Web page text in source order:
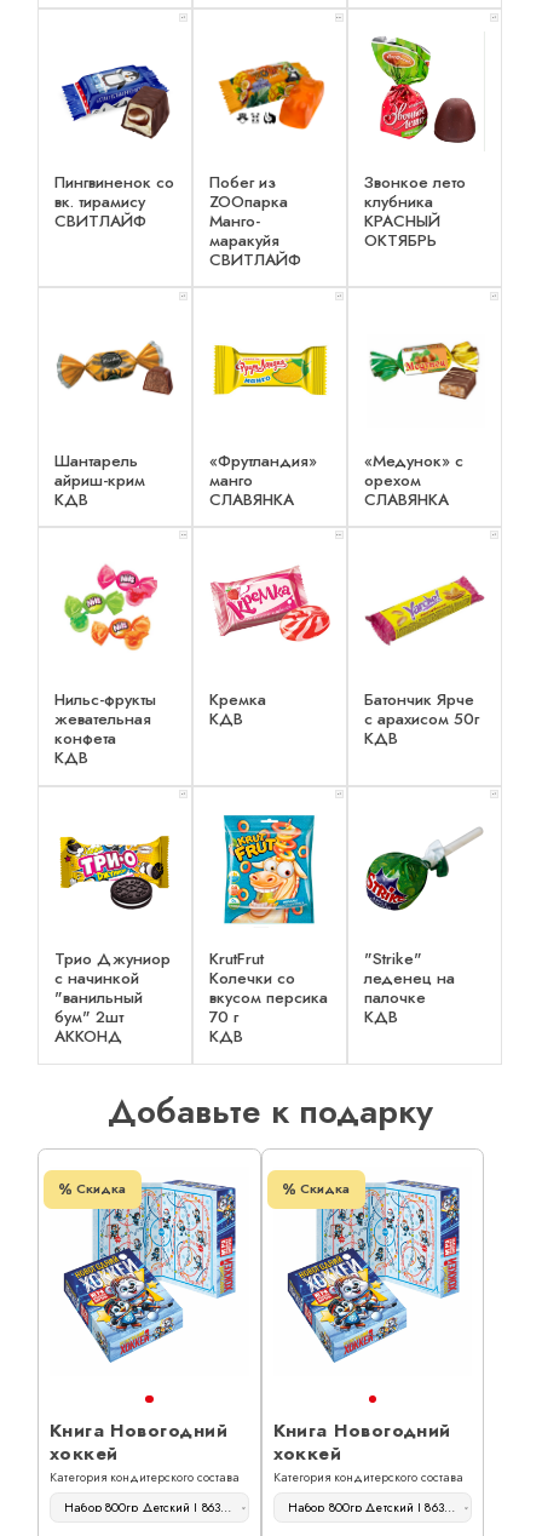
x 1
Пингвиненок со
вк. тирамису
СВИТЛАЙФ
Побег из
ZOOпарка
Манго-
маракуйя
СВИТЛАЙФ
x 1
Звонкое лето
клубника
КРАСНЫЙ
ОКТЯБРЬ
x 1
Шантарель
айриш-крим
КДВ
x 1
«Фрутландия»
манго
СЛАВЯНКА
x 1
«Медунок» с
орехом
СЛАВЯНКА
x 2
Нильс-фрукты
жевательная
конфета
КДВ
x 2
Кремка
КДВ
x 1
Батончик Ярче
с арахисом 50г
КДВ
x 1
Трио Джуниор
с начинкой
"ванильный
бум" 2шт
АККОНД
x 1
KrutFrut
Колечки со
вкусом персика
70 г
КДВ
x 1
"Strike"
леденец на
палочке
КДВ
Добавьте к подарку
Скидка
Книга Новогодний
хоккей
Категория кондитерского состава
Набор 800гр Детский | 863 руб
Скидка
Книга Новогодний
хоккей
Категория кондитерского состава
Набор 800гр Детский | 863 руб